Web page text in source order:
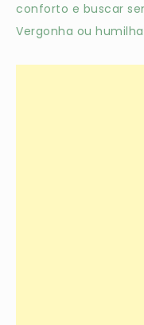
conforto e buscar
Vergonha ou